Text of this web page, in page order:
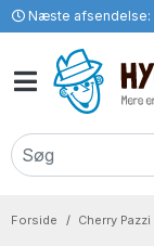
Næste afsendelse:
Forside Cherry Pazzi